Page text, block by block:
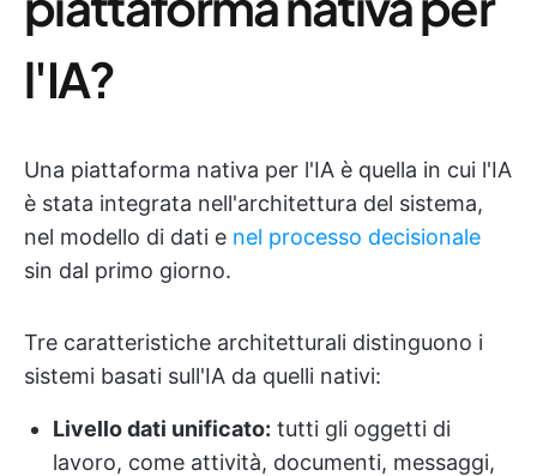
l'IA?
Una piattaforma nativa per l'IA è quella in cui l'IA
è stata integrata nell'architettura del sistema,
nel modello di dati e nel processo decisionale
sin dal primo giorno.
Tre caratteristiche architetturali distinguono i
sistemi basati sull'IA da quelli nativi:
Livello dati unificato: tutti gli oggetti di
lavoro, come attività, documenti, messaggi,